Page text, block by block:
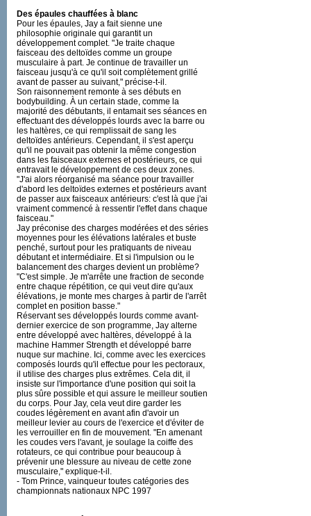
Des épaules chauffées à blanc
Pour les épaules, Jay a fait sienne une
philosophie originale qui garantit un
développement complet. "Je traite chaque
faisceau des deltoïdes comme un groupe
musculaire à part. Je continue de travailler un
faisceau jusqu'à ce qu'il soit complètement grillé
avant de passer au suivant," précise-t-il.
Son raisonnement remonte à ses débuts en
bodybuilding. À un certain stade, comme la
majorité des débutants, il entamait ses séances en
effectuant des développés lourds avec la barre ou
les haltères, ce qui remplissait de sang les
deltoïdes antérieurs. Cependant, il s'est aperçu
qu'il ne pouvait pas obtenir la même congestion
dans les faisceaux externes et postérieurs, ce qui
entravait le développement de ces deux zones.
"J'ai alors réorganisé ma séance pour travailler
d'abord les deltoïdes externes et postérieurs avant
de passer aux faisceaux antérieurs: c'est là que j'ai
vraiment commencé à ressentir l'effet dans chaque
faisceau."
Jay préconise des charges modérées et des séries
moyennes pour les élévations latérales et buste
penché, surtout pour les pratiquants de niveau
débutant et intermédiaire. Et si l'impulsion ou le
balancement des charges devient un problème?
"C'est simple. Je m'arrête une fraction de seconde
entre chaque répétition, ce qui veut dire qu'aux
élévations, je monte mes charges à partir de l'arrêt
complet en position basse."
Réservant ses développés lourds comme avant-
dernier exercice de son programme, Jay alterne
entre développé avec haltères, développé à la
machine Hammer Strength et développé barre
nuque sur machine. Ici, comme avec les exercices
composés lourds qu'il effectue pour les pectoraux,
il utilise des charges plus extrêmes. Cela dit, il
insiste sur l'importance d'une position qui soit la
plus sûre possible et qui assure le meilleur soutien
du corps. Pour Jay, cela veut dire garder les
coudes légèrement en avant afin d'avoir un
meilleur levier au cours de l'exercice et d'éviter de
les verrouiller en fin de mouvement. "En amenant
les coudes vers l'avant, je soulage la coiffe des
rotateurs, ce qui contribue pour beaucoup à
prévenir une blessure au niveau de cette zone
musculaire," explique-t-il.
- Tom Prince, vainqueur toutes catégories des
championnats nationaux NPC 1997